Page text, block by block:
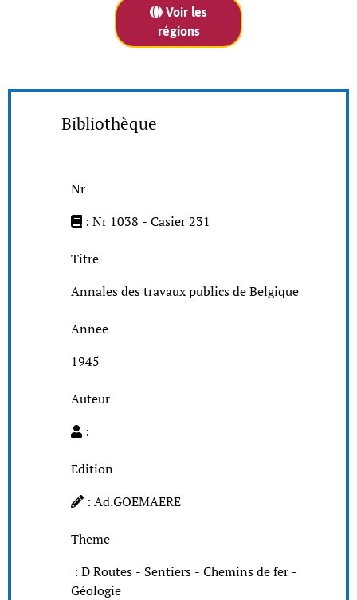
Voir les
régions
Bibliothèque
Nr
: Nr 1038 - Casier 231
Titre
Annales des travaux publics de Belgique
Annee
1945
Auteur
:
Edition
: Ad.GOEMAERE
Theme
: D Routes - Sentiers - Chemins de fer -
Géologie